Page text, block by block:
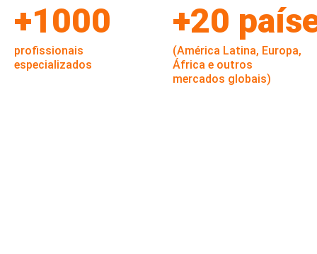
+1000
profissionais
especializados
+20
(América Latina, Europa,
África e outros
mercados globais)